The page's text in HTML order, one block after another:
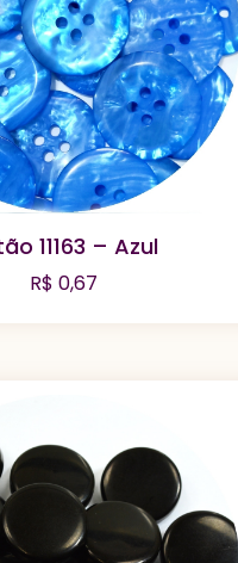
11163 – Azul
R$ 0,67